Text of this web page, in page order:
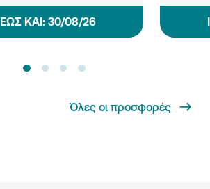
ΕΩΣ ΚΑΙ: 30/08/26
Όλες οι προσφορές